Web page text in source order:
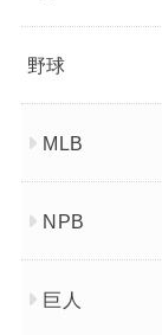
野球
MLB
NPB
巨人